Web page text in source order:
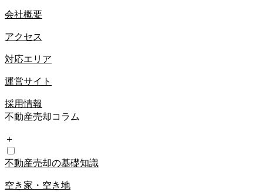
会社概要
アクセス
対応エリア
運営サイト
採用情報
不動産売却コラム
＋
不動産売却の基礎知識
空き家・空き地